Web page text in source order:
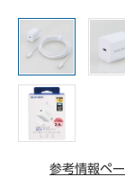
参考情報ペー